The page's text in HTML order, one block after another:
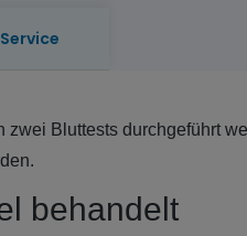
zwei Bluttests durchgeführt
behandelt